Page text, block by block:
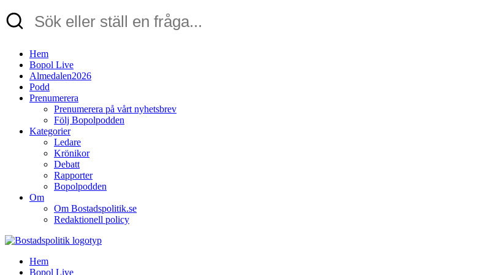
Hem
Bopol Live
Almedalen2026
Podd
Prenumerera
Prenumerera på vårt nyhetsbrev
Följ Bopolpodden
Kategorier
Ledare
Krönikor
Debatt
Rapporter
Bopolpodden
Om
Om Bostadspolitik.se
Redaktionell policy
Hem
Bopol Live